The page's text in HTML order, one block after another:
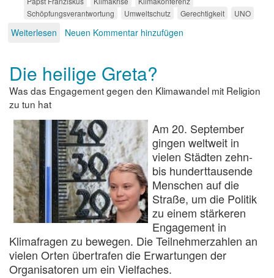
Schöpfungsverantwortung
Umweltschutz Gerechtigkeit UNO
Weiterlesen über
Neuen Kommentar hinzufügen
Die heilige Greta?
Was das Engagement gegen den Klimawandel mit Religion
zu tun hat
Am 20. September
gingen weltweit in
vielen Städten zehn-
bis hunderttausende
Menschen auf die
Straße, um die Politik
zu einem stärkeren
Engagement in
Klimafragen zu bewegen. Die Teilnehmerzahlen an
vielen Orten übertrafen die Erwartungen der
Organisatoren um ein Vielfaches.